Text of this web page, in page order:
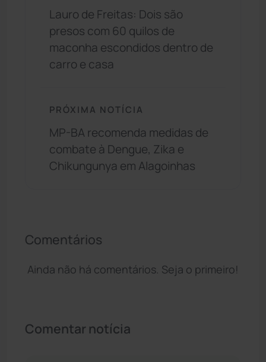
Lauro de Freitas: Dois são
presos com 60 quilos de
maconha escondidos dentro de
carro e casa
PRÓXIMA NOTÍCIA
MP-BA recomenda medidas de
combate à Dengue, Zika e
Chikungunya em Alagoinhas
Comentários
Ainda não há comentários. Seja o primeiro!
Comentar notícia